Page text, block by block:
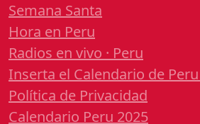
Semana Santa
Hora en Peru
Radios en vivo · Peru
Inserta el Calendario de
Política de Privacidad
Calendario Peru 2025